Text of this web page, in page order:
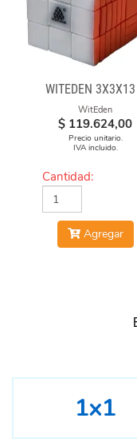
WITEDEN
WitEden
$ 119.624,00
Precio unitario.
IVA incluido.
Cantidad:
Agregar
1x1